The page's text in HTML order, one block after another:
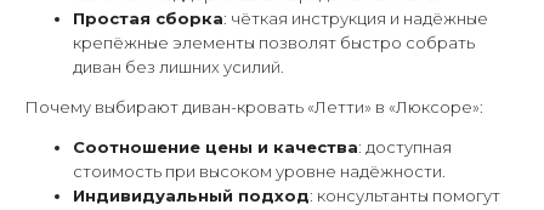
Простая сборка: чёткая инструкция и надёжные
крепёжные элементы позволят быстро собрать
диван без лишних усилий.
Почему выбирают диван-кровать «Летти» в «Люксоре»:
Соотношение цены и качества: доступная
стоимость при высоком уровне надёжности.
Индивидуальный подход: консультанты помогут